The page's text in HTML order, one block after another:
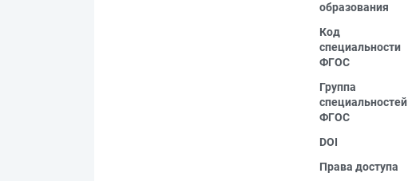
образования
Код
специальности
ФГОС
Группа
специальностей
ФГОС
DOI
Права доступа